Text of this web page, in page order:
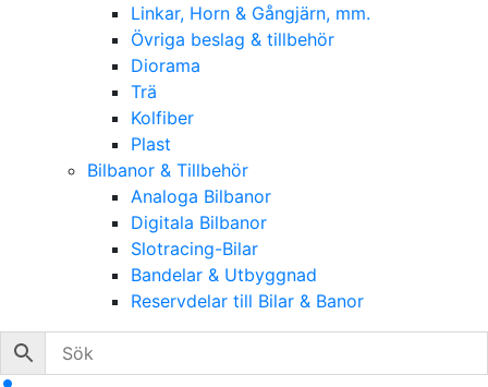
Linkar, Horn & Gångjärn, mm.
Övriga beslag & tillbehör
Diorama
Trä
Kolfiber
Plast
Bilbanor & Tillbehör
Analoga Bilbanor
Digitala Bilbanor
Slotracing-Bilar
Bandelar & Utbyggnad
Reservdelar till Bilar & Banor